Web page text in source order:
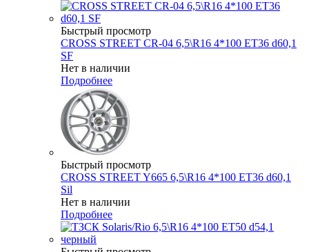
Быстрый просмотр
CROSS STREET CR-04 6,5\R16 4*100 ET36 d60,1
SF
Нет в наличии
Подробнее
Быстрый просмотр
CROSS STREET Y665 6,5\R16 4*100 ET36 d60,1
Sil
Нет в наличии
Подробнее